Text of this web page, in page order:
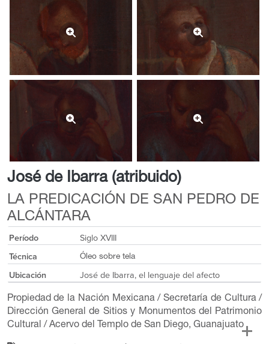
José de Ibarra (atribuido)
LA PREDICACIÓN DE SAN PEDRO DE
ALCÁNTARA
Período
Siglo XVIII
Técnica
Óleo sobre tela
Ubicación José de Ibarra, el lenguaje del afecto
Propiedad de la Nación Mexicana / Secretaría de Cultura /
Dirección General de Sitios y Monumentos del Patrimonio
Cultural / Acervo del Templo de San Diego, Guanajuato